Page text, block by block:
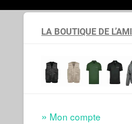
LA BOUTIQUE DE
Mon compte